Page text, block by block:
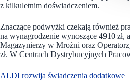
z kilkuletnim doświadczeniem.
Znaczące podwyżki czekają również
na wynagrodzenie wynoszące 4910
Magazynierzy w Mroźni oraz
zł. W Centrach Dystrybucyjnych
ALDI rozwija świadczenia dodatkowe